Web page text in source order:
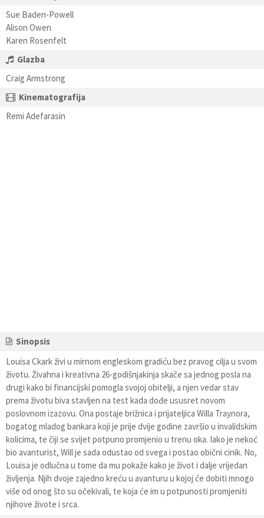
Sue Baden-Powell
Alison Owen
Karen Rosenfelt
Glazba
Craig Armstrong
Kinematografija
Remi Adefarasin
Sinopsis
Louisa Ckark živi u mirnom engleskom gradiću bez pravog cilja u svom
životu. Živahna i kreativna 26-godišnjakinja skače sa jednog posla na
drugi kako bi financijski pomogla svojoj obitelji, a njen vedar stav
prema životu biva stavljen na test kada dođe ususret novom
poslovnom izazovu. Ona postaje brižnica i prijateljica Willa Traynora,
bogatog mladog bankara koji je prije dvije godine završio u invalidskim
kolicima, te čiji se svijet potpuno promjenio u trenu oka. Iako je nekoć
bio avanturist, Will je sada odustao od svega i postao obični cinik. No,
Louisa je odlučna u tome da mu pokaže kako je život i dalje vrijedan
življenja. Njih dvoje zajedno kreću u avanturu u kojoj će dobiti mnogo
više od onog što su očekivali, te koja će im u potpunosti promjeniti
njihove živote i srca.